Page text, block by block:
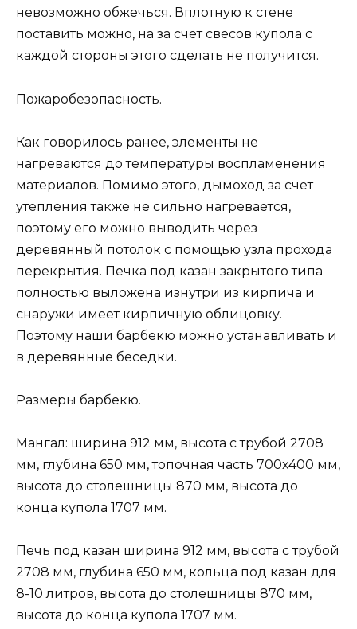
невозможно обжечься. Вплотную к стене
поставить можно, на за счет свесов купола с
каждой стороны этого сделать не получится.
Пожаробезопасность.
Как говорилось ранее, элементы не
нагреваются до температуры воспламенения
материалов. Помимо этого, дымоход за счет
утепления также не сильно нагревается,
поэтому его можно выводить через
деревянный потолок с помощью узла прохода
перекрытия. Печка под казан закрытого типа
полностью выложена изнутри из кирпича и
снаружи имеет кирпичную облицовку.
Поэтому наши барбекю можно устанавливать и
в деревянные беседки.
Размеры барбекю.
Мангал: ширина 912 мм, высота с трубой 2708
мм, глубина 650 мм, топочная часть 700х400 мм,
высота до столешницы 870 мм, высота до
конца купола 1707 мм.
Печь под казан ширина 912 мм, высота с трубой
2708 мм, глубина 650 мм, кольца под казан для
8-10 литров, высота до столешницы 870 мм,
высота до конца купола 1707 мм.